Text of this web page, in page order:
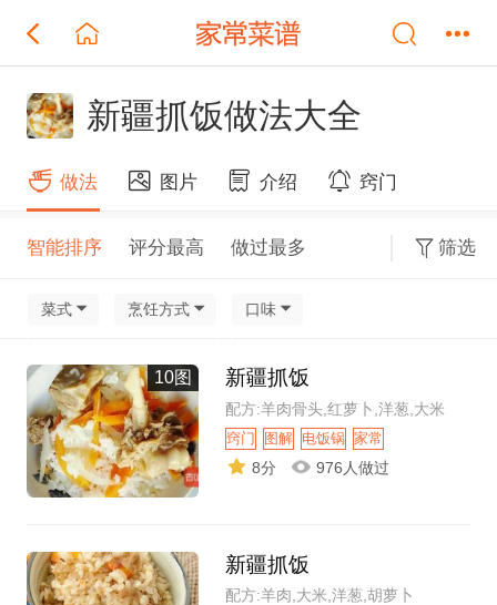
新疆抓饭做法大全
做法 图片 介绍 窍门
智能排序 评分最高 做过最多 筛选
菜式 烹饪方式 口味
10图 新疆抓饭
配方:羊肉骨头,红萝卜,洋葱,大米
窍门 图解 电饭锅 家常
8分 976人做过
新疆抓饭
配方:羊肉,大米,洋葱,胡萝卜